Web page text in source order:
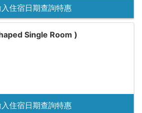
住宿日期查詢特惠
Single Room )
住宿日期查詢特惠